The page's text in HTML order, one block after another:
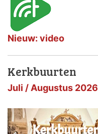
Nieuw: video
Kerkbuurten
Juli / Augustus 2026